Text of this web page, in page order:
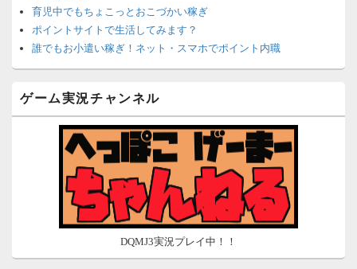
育児中でもちょこっとおこづかい稼ぎ
ポイントサイトで生活してみます？
誰でもお小遣い稼ぎ！ネット・スマホでポイント内職
ネットで簡単にお小遣い稼ぎ☆安心・安全・リスクなし☆
ポイントがお金に！？-空いた時間でちょい稼ぎ-
在宅deお小遣い！～小銭だって集めれば諭吉になる～
ネット収入攻略ナビ
ポイントサイトは安全？危険？お小遣い稼ぎサイトの使い方ガ
ゲーム実況チャンネル
DQMJ3実況プレイ中！！